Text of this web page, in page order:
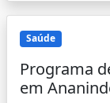
Saúde
Programa
em